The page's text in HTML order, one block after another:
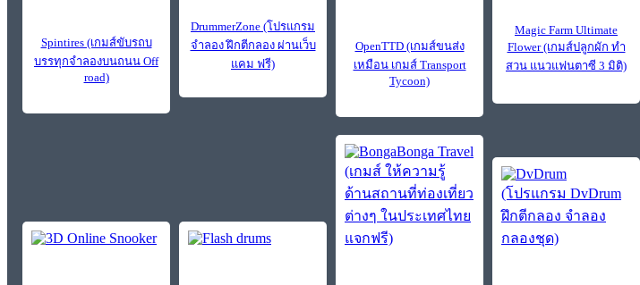
Spintires (เกมส์ขับรถบ
บรรทุกจำลองบนถนน Off
road)
DrummerZone (โปรแกรม
จำลอง ฝึกตีกลอง ผ่านเว็บ
แคม ฟรี)
OpenTTD (เกมส์ขนส่ง
เหมือน เกมส์ Transport
Tycoon)
Magic Farm Ultimate
Flower (เกมส์ปลูกผัก ทำ
สวน แนวแฟนตาซี 3 มิติ)